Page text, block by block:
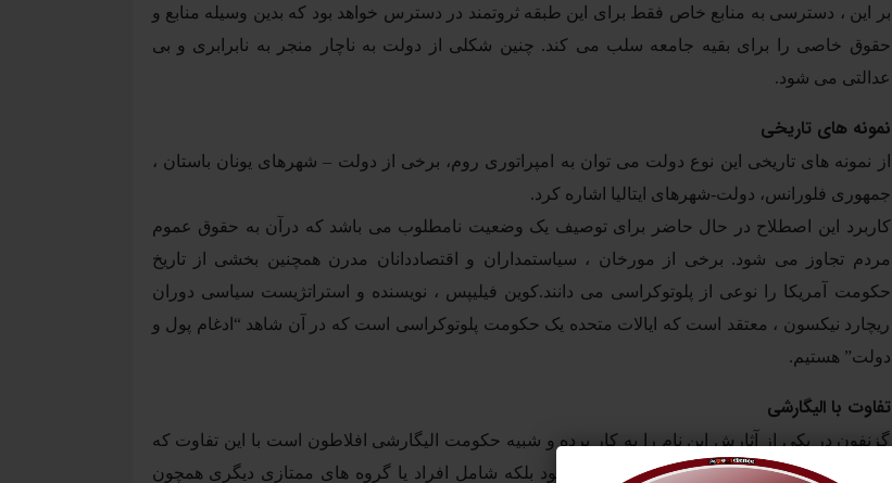
بر این ، دسترسی به منابع خاص فقط برای این طبقه ثروتمند در دسترس خواهد بود که بدین وسیله منابع و
حقوق خاصی را برای بقیه جامعه سلب می کند. چنین شکلی از دولت به ناچار منجر به نابرابری و بی
عدالتی می شود.
نمونه های تاریخی
از نمونه های تاریخی این نوع دولت می توان به امپراتوری روم، برخی از دولت – شهرهای یونان باستان ،
جمهوری فلورانس، دولت-شهرهای ایتالیا اشاره کرد.
کاربرد این اصطلاح در حال حاضر برای توصیف یک وضعیت نامطلوب می باشد که درآن به حقوق عموم
مردم تجاوز می شود. برخی از مورخان ، سیاستمداران و اقتصاددانان مدرن همچنین بخشی از تاریخ
حکومت آمریکا را نوعی از پلوتوکراسی می دانند.کوین فیلیپس ، نویسنده و استراتژیست سیاسی دوران
ریچارد نیکسون ، معتقد است که ایالات متحده یک حکومت پلوتوکراسی است که در آن شاهد “ادغام پول و
دولت” هستیم.
تفاوت با الیگارشی
گزنفون در یکی از آثارش این نام را به کار برده و شبیه حکومت الیگارشی افلاطون است با این تفاوت که
الیگارشی فقط به افراد ثروتمند محدود نمی شود بلکه شامل افراد یا گروه های ممتازی دیگری همچون